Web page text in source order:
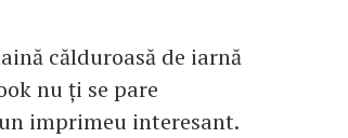
călduroasă de iarnă
nu ți se pare
imprimeu interesant.